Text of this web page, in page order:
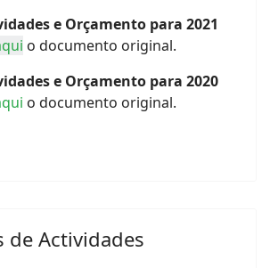
e Orçamento para 2021
o documento original.
e Orçamento para 2020
o documento original.
de Actividades